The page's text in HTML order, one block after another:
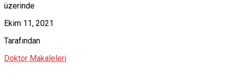
üzerinde
Ekim 11, 2021
Tarafından
Doktor Makaleleri